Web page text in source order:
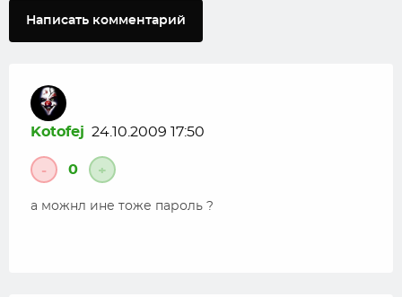
Написать комментарий
Kotofej 24.10.2009 17:50
- 0 +
а можнл ине тоже пароль ?